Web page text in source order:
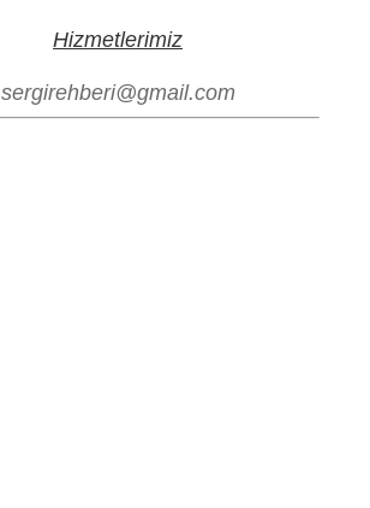
Hizmetlerimiz
sergirehberi@gmail.com